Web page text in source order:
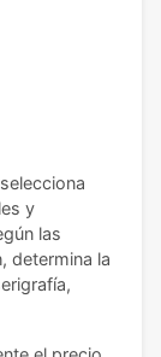
y
las
determina la